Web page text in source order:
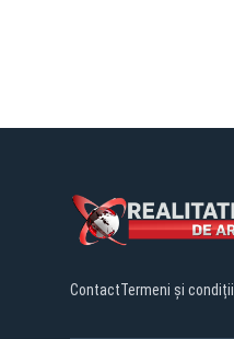
ContactTermeni și condiții